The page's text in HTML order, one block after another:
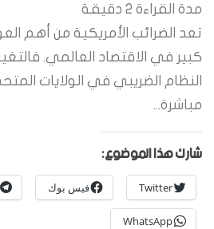
مدة القراءة 2 دقيقة
تعد الضرائب الأمريكية من أهم
كبير في الاقتصاد العالمي.
النظام الضريبي في الولايات
مباشرة...
شارك هذا الموضوع:
Twitter فيس بوك
WhatsApp